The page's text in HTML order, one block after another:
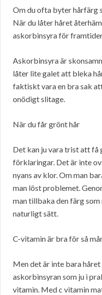
Om du ofta byter hårfärg
När du låter håret
askorbinsyra för
Askorbinsyra är
låter lite galet att bleka
faktiskt vara en bra sak
onödigt slitage.
När du får grönt hår
Det kan ju vara trist att få
förklaringar. Det är inte
nyans av klor. Om man
man löst problemet.
man tillbaka den färg
naturligt sätt.
C-vitamin är bra för så
Men det är inte bara
askorbinsyran som ju i
vitamin. Med c vitamin